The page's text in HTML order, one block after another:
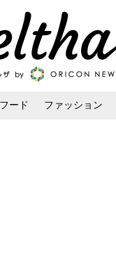
フード ファッション